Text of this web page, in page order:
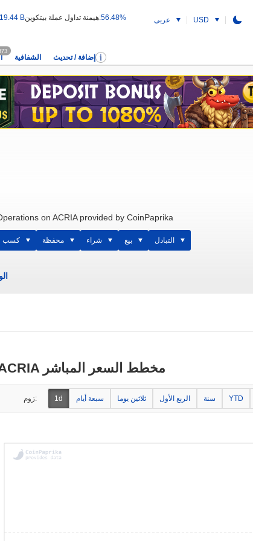
B هيمنة تداول عملة بيتكوين:56.48% عربى USD
الشفافية إضافة / تحديث
on ACRIA provided by CoinPaprika
كسب محفظة شراء بيع التبادل
ACRIA مخطط السعر المباشر
زوم: 1d سبعة أيام ثلاثين يوما الربع الأول سنة YTD